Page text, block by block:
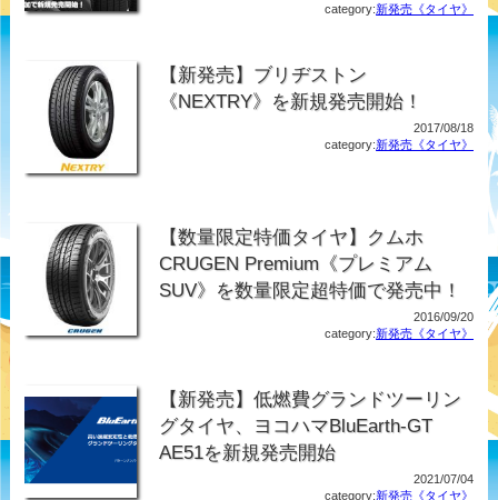
category:新発売《タイヤ》
【新発売】ブリヂストン
《NEXTRY》を新規発売開始！
2017/08/18
category:新発売《タイヤ》
【数量限定特価タイヤ】クムホ
CRUGEN Premium《プレミアム
SUV》を数量限定超特価で発売中！
2016/09/20
category:新発売《タイヤ》
【新発売】低燃費グランドツーリン
グタイヤ、ヨコハマBluEarth-GT
AE51を新規発売開始
2021/07/04
category:新発売《タイヤ》